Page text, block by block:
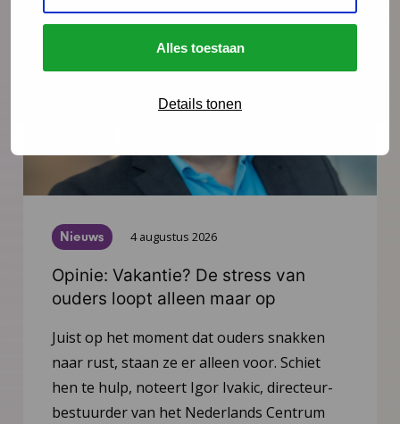
Alles toestaan
Details tonen
Nieuws 4 augustus 2026
Opinie: Vakantie? De stress van
ouders loopt alleen maar op
Juist op het moment dat ouders snakken
naar rust, staan ze er alleen voor. Schiet
hen te hulp, noteert Igor Ivakic, directeur-
bestuurder van het Nederlands Centrum